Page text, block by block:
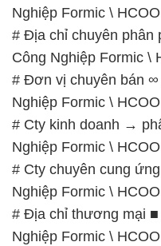
Nghiệp Formic \
# Địa chỉ chuyên phân
Công Nghiệp Formic \
# Đơn vị chuyên bán
Nghiệp Formic \
# Cty kinh doanh →
Nghiệp Formic \
# Cty chuyên cung
Nghiệp Formic \
# Địa chỉ thương mại ■
Nghiệp Formic \